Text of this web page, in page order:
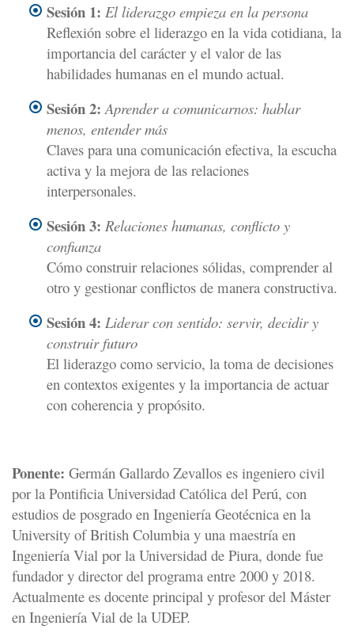
Sesión 1: El liderazgo empieza en la persona
Reflexión sobre el liderazgo en la vida cotidiana, la
importancia del carácter y el valor de las
habilidades humanas en el mundo actual.
Sesión 2: Aprender a comunicarnos: hablar
menos, entender más
Claves para una comunicación efectiva, la escucha
activa y la mejora de las relaciones
interpersonales.
Sesión 3: Relaciones humanas, conflicto y
confianza
Cómo construir relaciones sólidas, comprender al
otro y gestionar conflictos de manera constructiva.
Sesión 4: Liderar con sentido: servir, decidir y
construir futuro
El liderazgo como servicio, la toma de decisiones
en contextos exigentes y la importancia de actuar
con coherencia y propósito.
Ponente: Germán Gallardo Zevallos es ingeniero civil
por la Pontificia Universidad Católica del Perú, con
estudios de posgrado en Ingeniería Geotécnica en la
University of British Columbia y una maestría en
Ingeniería Vial por la Universidad de Piura, donde fue
fundador y director del programa entre 2000 y 2018.
Actualmente es docente principal y profesor del Máster
en Ingeniería Vial de la UDEP.